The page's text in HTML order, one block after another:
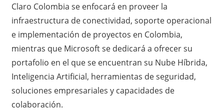
Claro Colombia se enfocará en proveer la
infraestructura de conectividad, soporte operacional
e implementación de proyectos en Colombia,
mientras que Microsoft se dedicará a ofrecer su
portafolio en el que se encuentran su Nube Híbrida,
Inteligencia Artificial, herramientas de seguridad,
soluciones empresariales y capacidades de
colaboración.